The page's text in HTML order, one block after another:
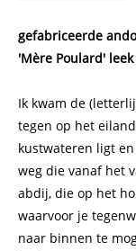
gefabriceerde
'Mère Poulard'
Ik kwam de
tegen op het
kustwateren ligt
weg die vanaf het
abdij, die op het
waarvoor je
naar binnen te